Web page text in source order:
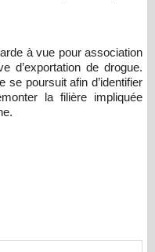
à vue pour association
d’exportation de drogue.
se poursuit afin d’identifier
la filière impliquée